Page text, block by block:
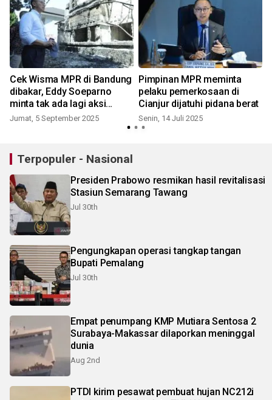
Cek Wisma MPR di Bandung
dibakar, Eddy Soeparno
minta tak ada lagi aksi
anarkis
Jumat, 5 September 2025
Pimpinan MPR meminta
pelaku pemerkosaan di
Cianjur dijatuhi pidana berat
Senin, 14 Juli 2025
Terpopuler - Nasional
Presiden Prabowo resmikan hasil revitalisasi
Stasiun Semarang Tawang
Jul 30th
Pengungkapan operasi tangkap tangan
Bupati Pemalang
Jul 30th
Empat penumpang KMP Mutiara Sentosa 2
Surabaya-Makassar dilaporkan meninggal
dunia
Aug 2nd
PTDI kirim pesawat pembuat hujan NC212i